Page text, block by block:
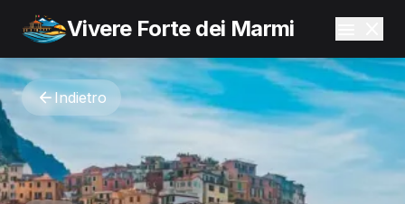
Vivere Forte dei Marmi
Indietro